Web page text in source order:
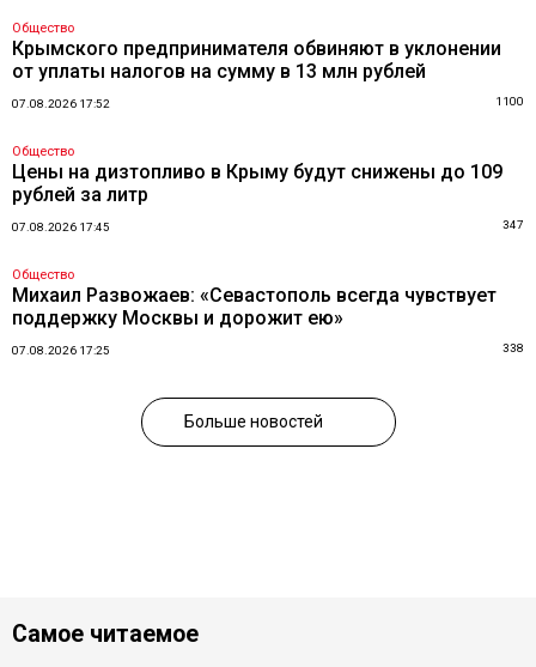
Общество
Крымского предпринимателя обвиняют в уклонении
от уплаты налогов на сумму в 13 млн рублей
07.08.2026 17:52 1100
Общество
Цены на дизтопливо в Крыму будут снижены до 109
рублей за литр
07.08.2026 17:45 347
Общество
Михаил Развожаев: «Севастополь всегда чувствует
поддержку Москвы и дорожит ею»
07.08.2026 17:25 338
Больше новостей
Самое читаемое